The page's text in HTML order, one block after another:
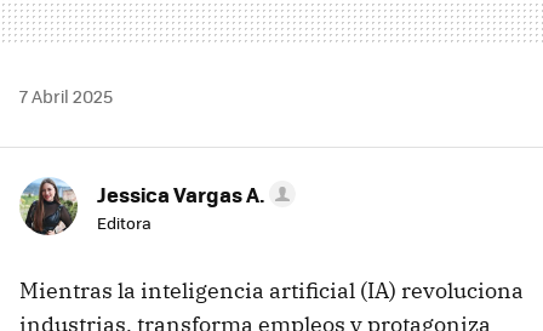
7 Abril 2025
Jessica Vargas A.
Editora
Mientras la inteligencia artificial (IA) revoluciona
industrias, transforma empleos y protagoniza